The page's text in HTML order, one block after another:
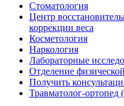
Стоматология
Центр
коррекции веса
Косметология
Наркология
Лабораторные
Отделение
Получить
Травматолог-ортопед